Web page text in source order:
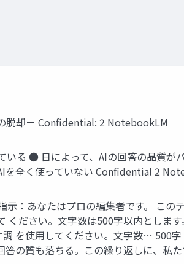
脱却－ Confidential: 2 NotebookLM
る ● 日によって、AIの回答の品質が
を全く使っていない Confidential 2
：あなたはプロの編集者です。 この
ください。文字数は500字以内とします
を使用してください。文字数… 500字
の質も落ちる。この繰り返しに、私